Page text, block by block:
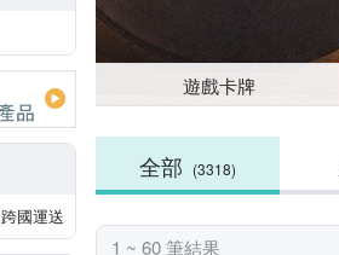
跨國運送
遊戲卡牌
全部 (3318)
1 ~ 60 筆結果